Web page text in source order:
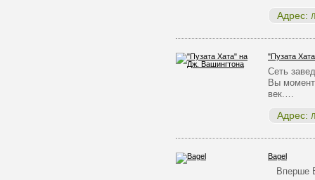
Адрес:
"Пузата
Сеть
Вы
век.…
Адрес:
Bagel
Вперше